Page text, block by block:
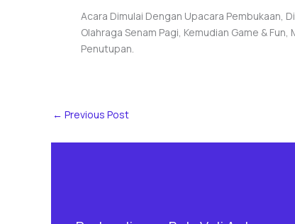
Acara Dimulai Dengan Upacara Pembukaan,
Olahraga Senam Pagi, Kemudian Game &
Penutupan.
← Previous Post